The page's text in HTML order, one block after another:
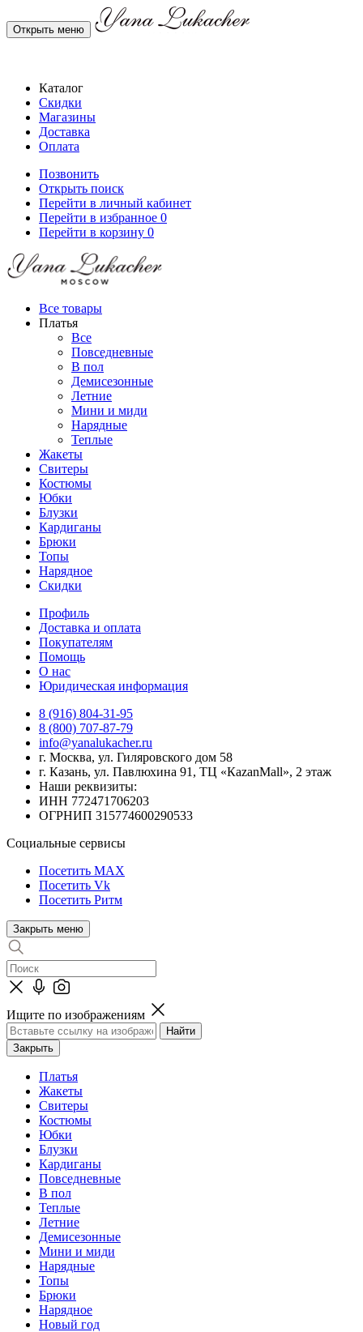
Открыть меню
Каталог
Скидки
Магазины
Доставка
Оплата
Позвонить
Открыть поиск
Перейти в личный кабинет
Перейти в избранное 0
Перейти в корзину 0
Все товары
Платья
Все
Повседневные
В пол
Демисезонные
Летние
Мини и миди
Нарядные
Теплые
Жакеты
Свитеры
Костюмы
Юбки
Блузки
Кардиганы
Брюки
Топы
Нарядное
Скидки
Профиль
Доставка и оплата
Покупателям
Помощь
О нас
Юридическая информация
8 (916) 804-31-95
8 (800) 707-87-79
info@yanalukacher.ru
г. Москва, ул. Гиляровского дом 58
г. Казань, ул. Павлюхина 91, ТЦ «КazanMall», 2 этаж
Наши реквизиты:
ИНН 772471706203
ОГРНИП 315774600290533
Социальные сервисы
Посетить MAX
Посетить Vk
Посетить Ритм
Закрыть меню
Ищите по изображениям
Закрыть
Платья
Жакеты
Свитеры
Костюмы
Юбки
Блузки
Кардиганы
Повседневные
В пол
Теплые
Летние
Демисезонные
Мини и миди
Нарядные
Топы
Брюки
Нарядное
Новый год